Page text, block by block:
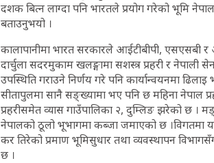
दशक बित्न लाग्दा पनि भारतले प्रयोग गरेको भूमि
बताउनुभयो ।
कालापानीमा भारत सरकारले आईटीबीपी, एसएसबी
दार्चुला सदरमुकाम खलङ्गामा सशस्त्र प्रहरी र नेपाली
उपस्थिति गराउने निर्णय गरे पनि कार्यान्वयनमा
सीतापुलमा सानै सङ्ख्यामा भए पनि छ महिना नेपाल
प्रहरीसमेत व्यास गाउँपालिका २, दुम्लिङ झरेको छ ।
नेपालको ठूलो भूभागमा कब्जा जमाएको छ ।विगतमा
कर तिरेको प्रमाण भूमिसुधार तथा व्यवस्थापन
छ ।